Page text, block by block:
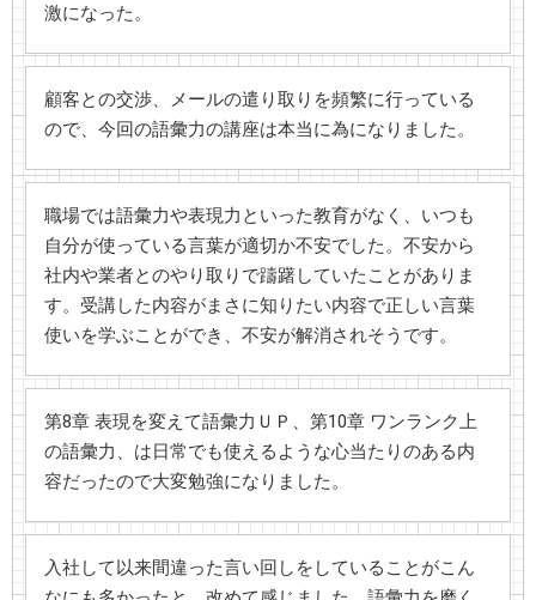
激になった。
顧客との交渉、メールの遣り取りを頻繁に行っている
ので、今回の語彙力の講座は本当に為になりました。
職場では語彙力や表現力といった教育がなく、いつも
自分が使っている言葉が適切か不安でした。不安から
社内や業者とのやり取りで躊躇していたことがありま
す。受講した内容がまさに知りたい内容で正しい言葉
使いを学ぶことができ、不安が解消されそうです。
第8章 表現を変えて語彙力ＵＰ、第10章 ワンランク上
の語彙力、は日常でも使えるような心当たりのある内
容だったので大変勉強になりました。
入社して以来間違った言い回しをしていることがこん